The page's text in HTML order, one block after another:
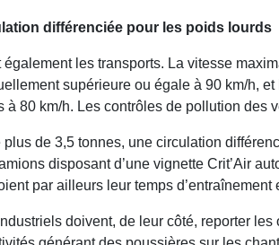
différenciée pour les poids lourds
également les transports. La vitesse
supérieure ou égale à 90 km/h,
à 80 km/h. Les contrôles de pollution des
de 3,5 tonnes, une circulation
disposant d’une vignette Crit’Air
par ailleurs leur temps d’entraînement
doivent, de leur côté, reporter